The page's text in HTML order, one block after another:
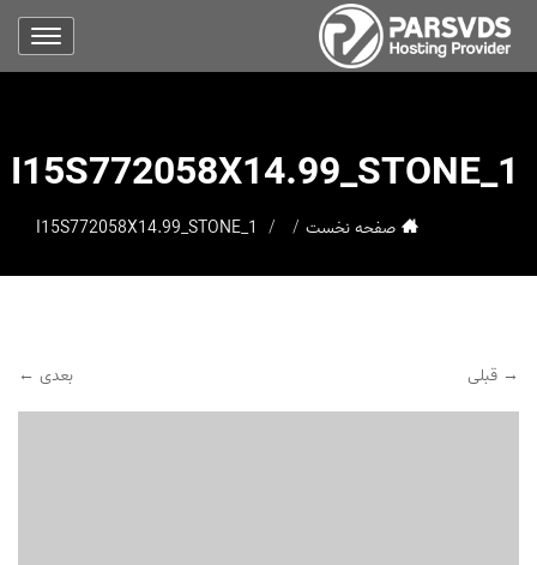
I15S772058X14.99_STONE_1
صفحه نخست I15S772058X14.99_STONE_1
→ قبلی بعدی ←